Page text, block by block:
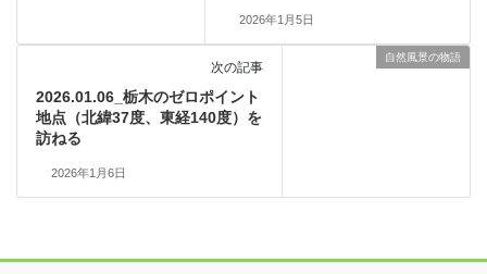
2026年1月5日
自然風景の物語
次の記事
2026.01.06_栃木のゼロポイント
地点（北緯37度、東経140度）を
訪ねる
2026年1月6日